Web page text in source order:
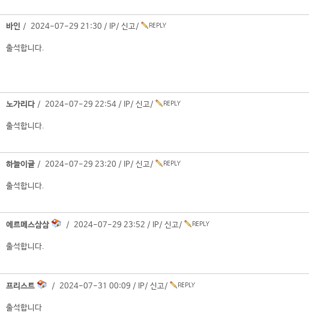
바인 / 2024-07-29 21:30 / IP/ 신고/
출석합니다.
노가리다 / 2024-07-29 22:54 / IP/ 신고/
출석합니다.
하늘이글 / 2024-07-29 23:20 / IP/ 신고/
출석합니다.
에르메스삼삼 / 2024-07-29 23:52 / IP/ 신고/
출석합니다.
프리스트 / 2024-07-31 00:09 / IP/ 신고/
출석합니다